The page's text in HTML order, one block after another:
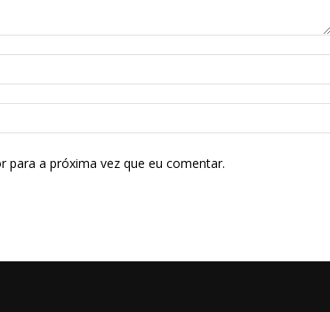
para a próxima vez que eu comentar.